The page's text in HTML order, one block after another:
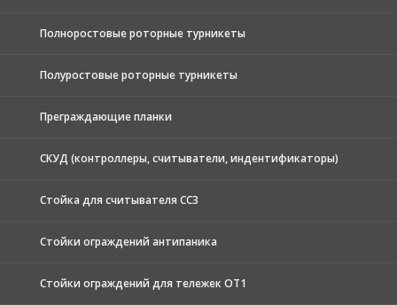
Полноростовые роторные турникеты
Полуростовые роторные турникеты
Преграждающие планки
СКУД (контроллеры, считыватели, индентификаторы)
Стойка для считывателя СС3
Стойки ограждений антипаника
Стойки ограждений для тележек ОТ1